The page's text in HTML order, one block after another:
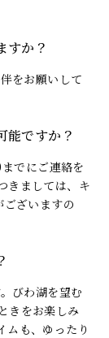
すか？
をお願いして
能ですか？
でにご連絡を
きましては、キ
ざいますの
びわ湖を望む
きをお楽しみ
ムも、ゆったり